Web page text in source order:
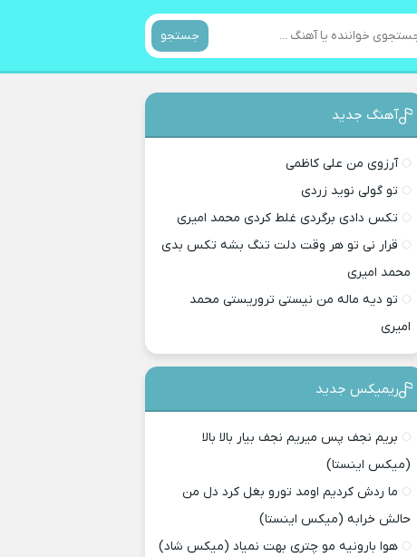
جستجو
آهنگ جدید
آرزوی من علی کاظمی
تو گولی نوید زردی
تکس دادی برگردی غلط کردی محمد امیری
قرار نی تو هر وقت دلت تنگ بشه تکس بدی
محمد امیری
تو دیه ماله من نیستی تروریستی محمد
امیری
ریمیکس جدید
بریم نجف پس میریم نجف بیار بالا بالا
(میکس اینستا)
ما ردش کردیم اومد تورو بغل کرد دل من
حالش خرابه (میکس اینستا)
هوا بارونیه مو چتری بهت نمیاد (میکس شاد)